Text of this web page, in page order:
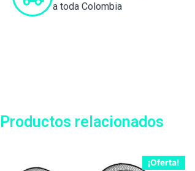
a toda Colombia
Productos relacionados
¡Oferta!